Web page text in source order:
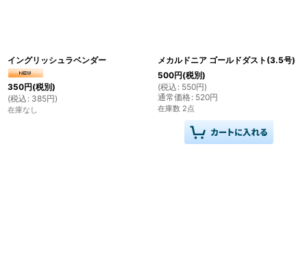
イングリッシュラベンダー
350円(税別)
(税込 : 385円)
在庫なし
メカルドニア ゴールドダスト(3.5号)
500円(税別)
(税込 : 550円)
通常価格: 520円
在庫数 2点